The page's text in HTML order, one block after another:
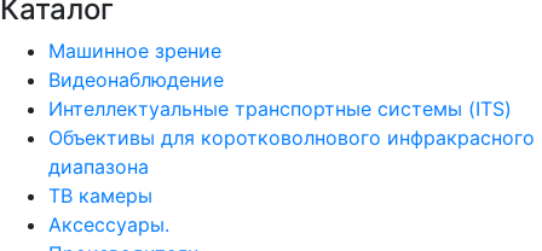
Каталог
Машинное зрение
Видеонаблюдение
Интеллектуальные транспортные системы (ITS)
Объективы для коротковолнового инфракрасного
диапазона
ТВ камеры
Аксессуары.